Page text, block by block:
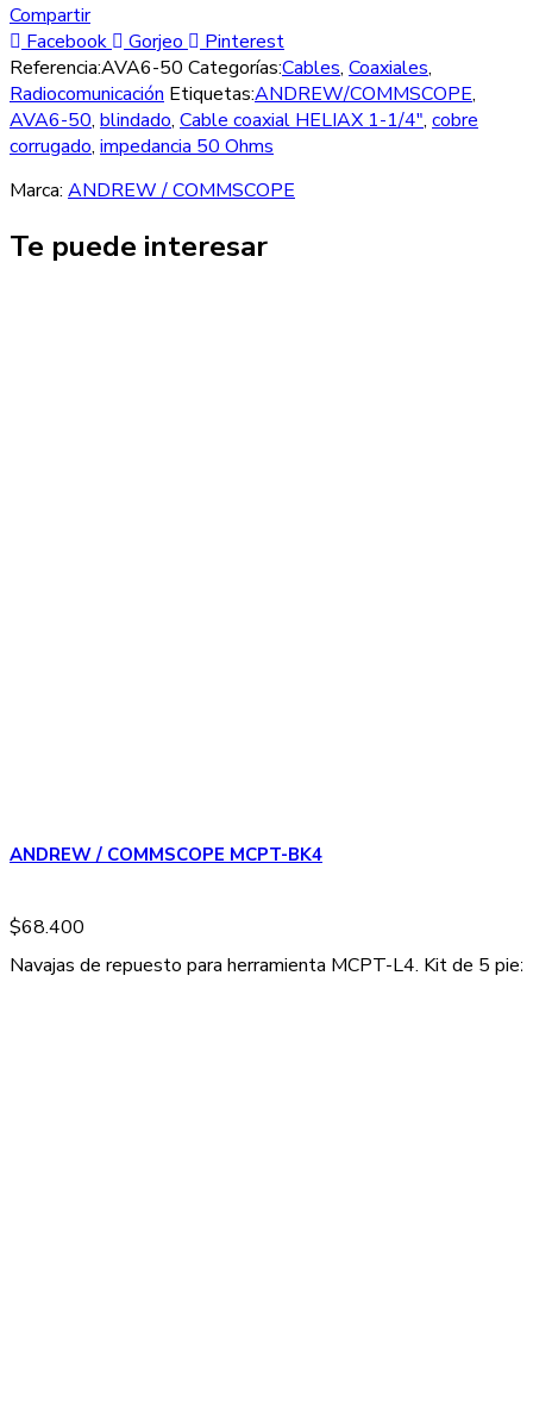
Compartir
Facebook
Gorjeo
Pinterest
Referencia:AVA6-50 Categorías:Cables, Coaxiales,
Radiocomunicación Etiquetas:ANDREW/COMMSCOPE,
AVA6-50, blindado, Cable coaxial HELIAX 1-1/4", cobre
corrugado, impedancia 50 Ohms
Marca: ANDREW / COMMSCOPE
Te puede interesar
ANDREW / COMMSCOPE MCPT-BK4
$68.400
Navajas de repuesto para herramienta MCPT-L4. Kit de 5